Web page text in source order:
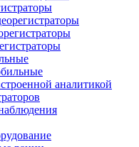
аналитикой